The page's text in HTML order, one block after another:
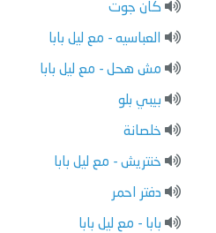
كان جوت
العباسيه - مع ليل بابا
مش هحل - مع ليل بابا
بيبي بلو
خلصانة
خنتريش - مع ليل بابا
دفتر احمر
بابا - مع ليل بابا